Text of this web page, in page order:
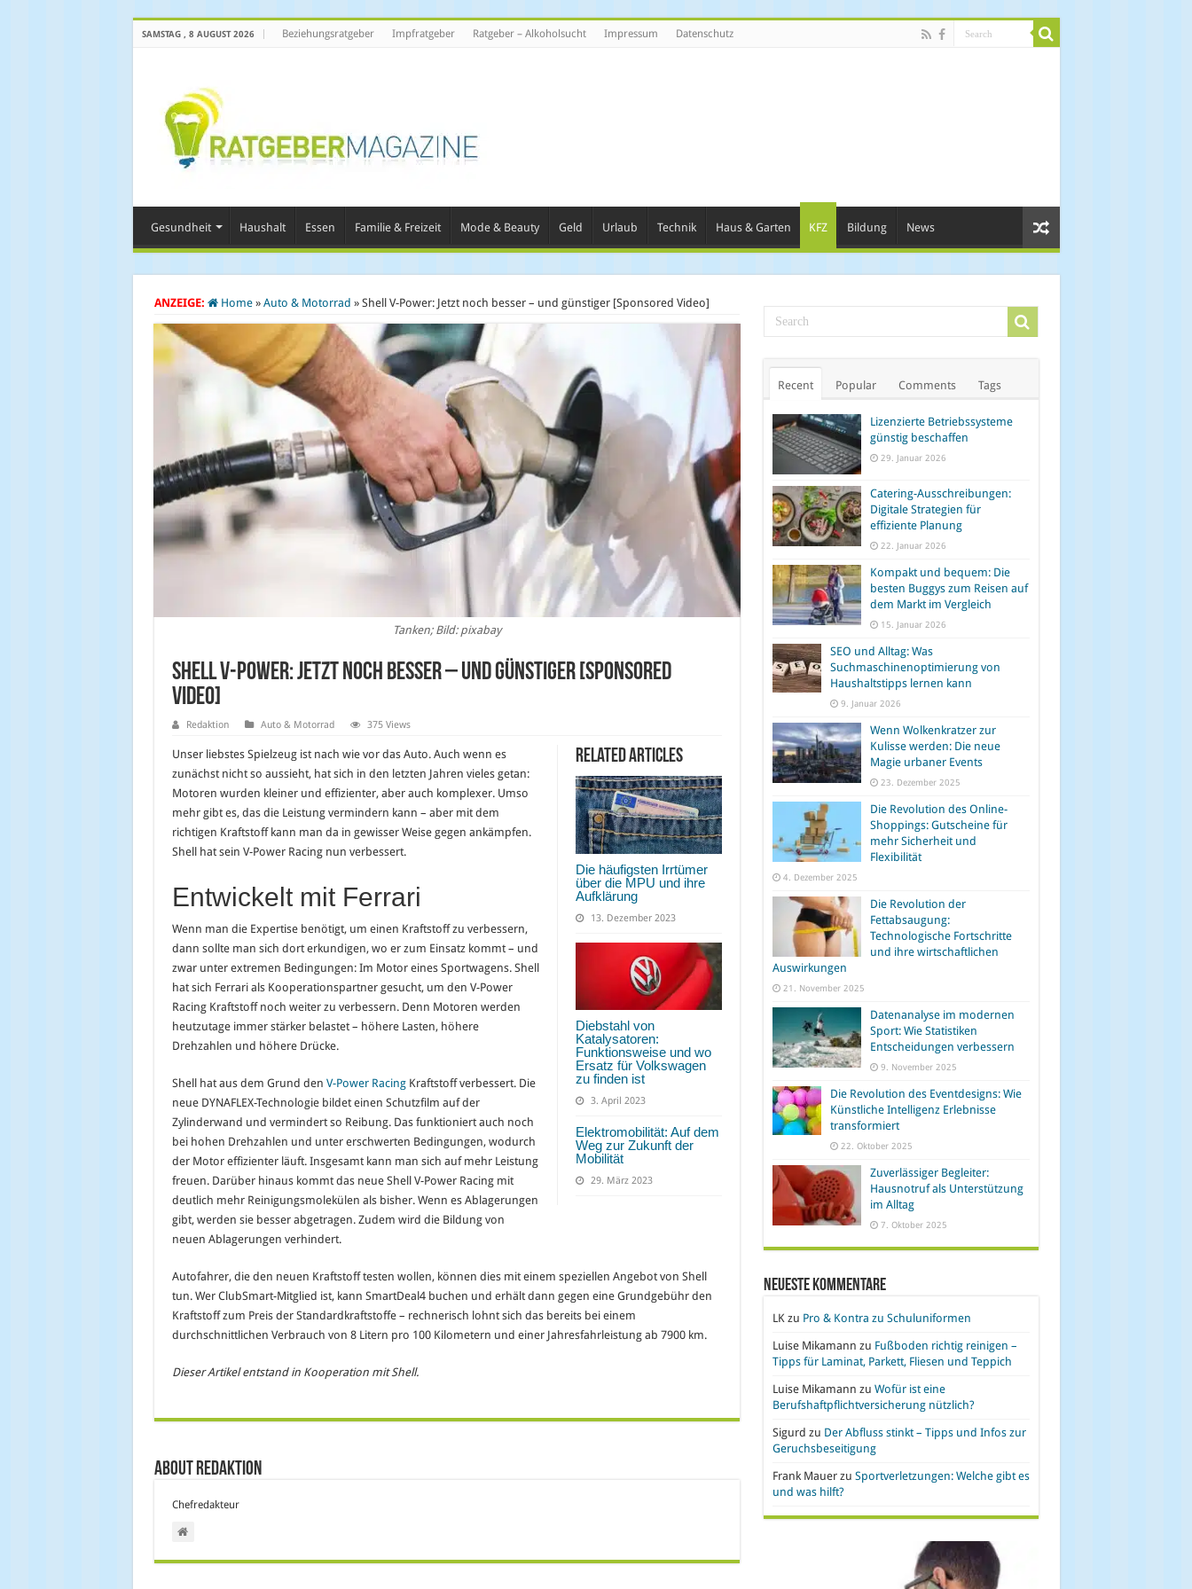
SAMSTAG , 8 AUGUST 2026 Beziehungsratgeber Impfratgeber Ratgeber – Alkoholsucht Impressum Datenschutz
Gesundheit Haushalt Essen Familie & Freizeit Mode & Beauty Geld Urlaub Technik Haus & Garten KFZ Bildung News
ANZEIGE: Home » Auto & Motorrad » Shell V-Power: Jetzt noch besser – und günstiger [Sponsored Video]
Tanken; Bild: pixabay
Shell V-Power: Jetzt noch besser – und günstiger [Sponsored
Video]
Redaktion Auto & Motorrad 375 Views
Related Articles
Die häufigsten Irrtümer
über die MPU und ihre
Aufklärung
13. Dezember 2023
Diebstahl von
Katalysatoren:
Funktionsweise und wo
Ersatz für Volkswagen
zu finden ist
3. April 2023
Elektromobilität: Auf dem
Weg zur Zukunft der
Mobilität
29. März 2023
Unser liebstes Spielzeug ist nach wie vor das Auto. Auch wenn es
zunächst nicht so aussieht, hat sich in den letzten Jahren vieles getan:
Motoren wurden kleiner und effizienter, aber auch komplexer. Umso
mehr gibt es, das die Leistung vermindern kann – aber mit dem
richtigen Kraftstoff kann man da in gewisser Weise gegen ankämpfen.
Shell hat sein V-Power Racing nun verbessert.
Entwickelt mit Ferrari
Wenn man die Expertise benötigt, um einen Kraftstoff zu verbessern,
dann sollte man sich dort erkundigen, wo er zum Einsatz kommt – und
zwar unter extremen Bedingungen: Im Motor eines Sportwagens. Shell
hat sich Ferrari als Kooperationspartner gesucht, um den V-Power
Racing Kraftstoff noch weiter zu verbessern. Denn Motoren werden
heutzutage immer stärker belastet – höhere Lasten, höhere
Drehzahlen und höhere Drücke.
Shell hat aus dem Grund den V-Power RacingKraftstoff verbessert. Die
neue DYNAFLEX-Technologie bildet einen Schutzfilm auf der
Zylinderwand und vermindert so Reibung. Das funktioniert auch noch
bei hohen Drehzahlen und unter erschwerten Bedingungen, wodurch
der Motor effizienter läuft. Insgesamt kann man sich auf mehr Leistung
freuen. Darüber hinaus kommt das neue Shell V-Power Racing mit
deutlich mehr Reinigungsmolekülen als bisher. Wenn es Ablagerungen
gibt, werden sie besser abgetragen. Zudem wird die Bildung von
neuen Ablagerungen verhindert.
Autofahrer, die den neuen Kraftstoff testen wollen, können dies mit einem speziellen Angebot von Shell
tun. Wer ClubSmart-Mitglied ist, kann SmartDeal4 buchen und erhält dann gegen eine Grundgebühr den
Kraftstoff zum Preis der Standardkraftstoffe – rechnerisch lohnt sich das bereits bei einem
durchschnittlichen Verbrauch von 8 Litern pro 100 Kilometern und einer Jahresfahrleistung ab 7900 km.
Dieser Artikel entstand in Kooperation mit Shell.
About Redaktion
Chefredakteur
Recent Popular Comments Tags
Lizenzierte Betriebssysteme
günstig beschaffen
29. Januar 2026
Catering-Ausschreibungen:
Digitale Strategien für
effiziente Planung
22. Januar 2026
Kompakt und bequem: Die
besten Buggys zum Reisen auf
dem Markt im Vergleich
15. Januar 2026
SEO und Alltag: Was
Suchmaschinenoptimierung von
Haushaltstipps lernen kann
9. Januar 2026
Wenn Wolkenkratzer zur
Kulisse werden: Die neue
Magie urbaner Events
23. Dezember 2025
Die Revolution des Online-
Shoppings: Gutscheine für
mehr Sicherheit und
Flexibilität
4. Dezember 2025
Die Revolution der
Fettabsaugung:
Technologische Fortschritte
und ihre wirtschaftlichen
Auswirkungen
21. November 2025
Datenanalyse im modernen
Sport: Wie Statistiken
Entscheidungen verbessern
9. November 2025
Die Revolution des Eventdesigns: Wie
Künstliche Intelligenz Erlebnisse
transformiert
22. Oktober 2025
Zuverlässiger Begleiter:
Hausnotruf als Unterstützung
im Alltag
7. Oktober 2025
Neueste Kommentare
LKzu Pro & Kontra zu Schuluniformen
Luise Mikamann zu Fußboden richtig reinigen –
Tipps für Laminat, Parkett, Fliesen und Teppich
Luise Mikamann zu Wofür ist eine
Berufshaftpflichtversicherung nützlich?
Sigurd zu Der Abfluss stinkt – Tipps und Infos zur
Geruchsbeseitigung
Frank Mauerzu Sportverletzungen: Welche gibt es
und was hilft?